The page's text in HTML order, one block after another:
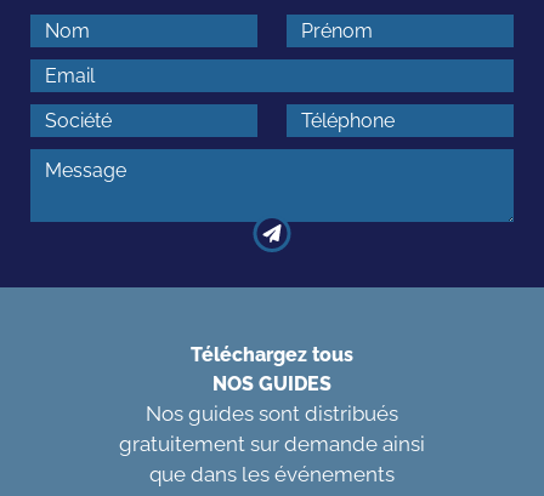
Téléchargez tous
NOS GUIDES
Nos guides sont distribués
gratuitement sur demande ainsi
que dans les événements